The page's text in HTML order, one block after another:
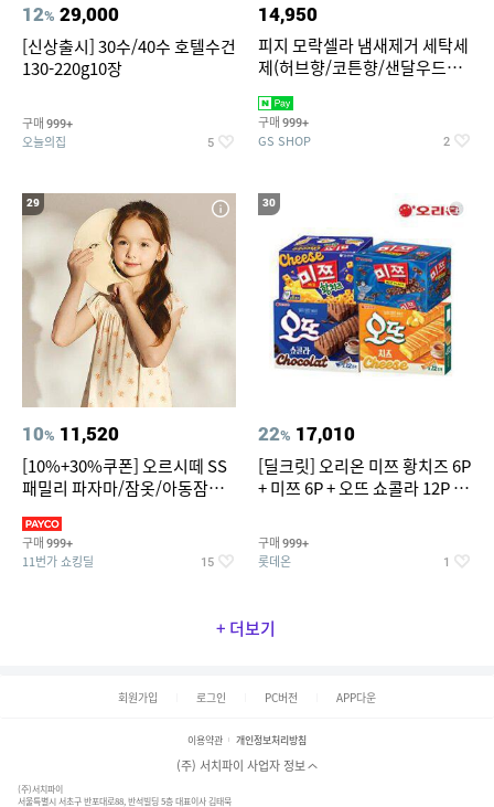
12% 29,000
[신상출시] 30수/40수 호텔수건
130-220g10장
구매 999+
오늘의집 5
14,950
피지 모락셀라 냄새제거 세탁세
제(허브향/코튼향/샌달우드향/
택1
구매 999+
GS SHOP 2
29
10% 11,520
[10%+30%쿠폰] 오르시떼 SS
패밀리 파자마/잠옷/아동잠옷/
구매 999+
11번가 쇼킹딜 15
30
22% 17,010
[딜크릿] 오리온 미쯔 황치즈 6P
+ 미쯔 6P + 오뜨 쇼콜라 12P +
구매 999+
롯데온 1
+ 더보기
회원가입 로그인 PC버전 APP다운
이용약관 개인정보처리방침
(주) 서치파이 사업자 정보
(주)서치파이
서울특별시 서초구 반포대로88, 반석빌딩 5층 대표이사 김태묵